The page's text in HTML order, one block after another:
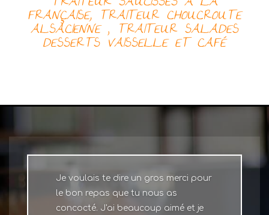
FRANÇAISE, TRAITEUR CHOUCROUTE
ALSACIENNE, TRAITEURSALADES
DESSERTS VAISSELLE ET CAFÉ
Je voulais te dire un gros merci pour
le bon repas que tu nous as
concocté. J'ai beaucoup aimé et je